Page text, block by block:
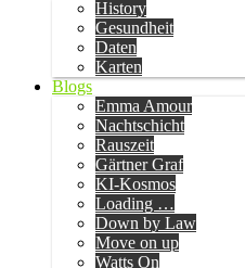
History
Gesundheit
Daten
Karten
Blogs
Emma Amour
Nachtschicht
Rauszeit
Gärtner Graf
KI-Kosmos
Loading …
Down by Law
Move on up
Watts On